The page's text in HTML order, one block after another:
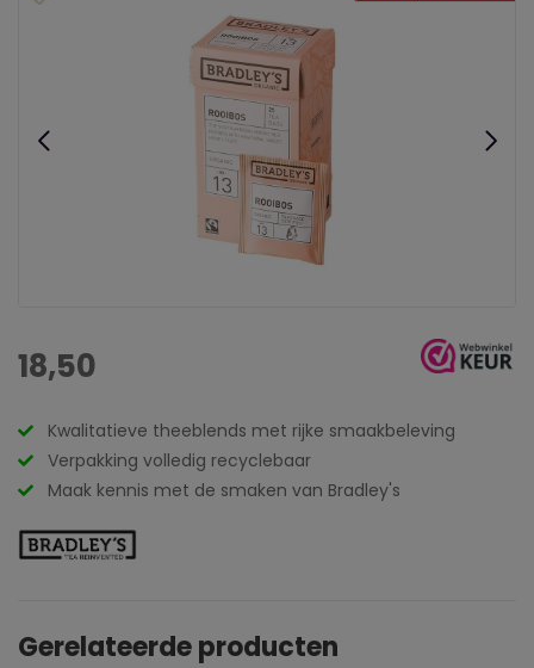
Kwalitatieve theeblends met rijke smaakbeleving
Verpakking volledig recyclebaar
Maak kennis met de smaken van Bradley's
18,50
Gerelateerde producten